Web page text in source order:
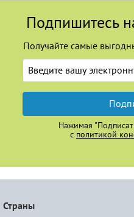
Подпишитесь
Получайте самые
Нажимая
с политикой
Страны